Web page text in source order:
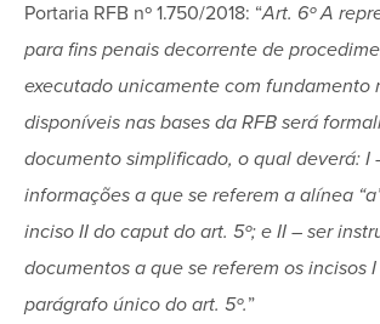
Portaria RFB nº 1.750/2018: “Art. 6º A
para fins penais decorrente de
executado unicamente com fundamento
disponíveis nas bases da RFB será
documento simplificado, o qual deverá: I
informações a que se referem a alínea
inciso II do caput do art. 5º; e II – ser
documentos a que se referem os incisos
parágrafo único do art. 5º.”